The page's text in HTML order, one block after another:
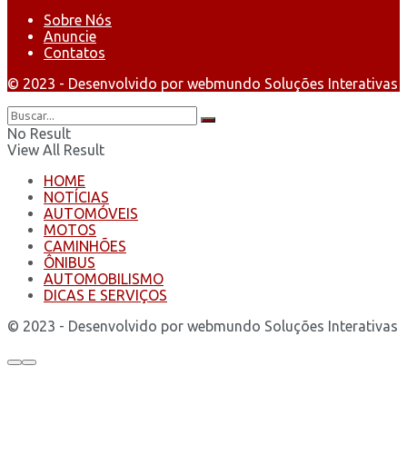
Sobre Nós
Anuncie
Contatos
© 2023 - Desenvolvido por webmundo Soluções Interativas
No Result
View All Result
HOME
NOTÍCIAS
AUTOMÓVEIS
MOTOS
CAMINHÕES
ÔNIBUS
AUTOMOBILISMO
DICAS E SERVIÇOS
© 2023 - Desenvolvido por webmundo Soluções Interativas